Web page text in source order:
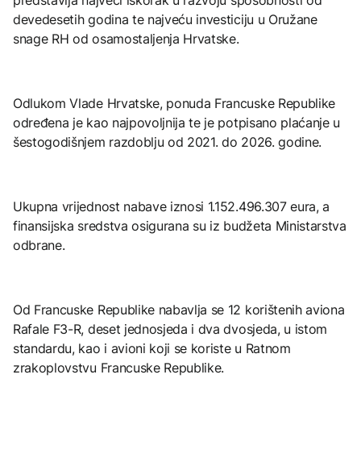
devedesetih godina te najveću investiciju u Oružane
snage RH od osamostaljenja Hrvatske.
Odlukom Vlade Hrvatske, ponuda Francuske Republike
određena je kao najpovoljnija te je potpisano plaćanje u
šestogodišnjem razdoblju od 2021. do 2026. godine.
Ukupna vrijednost nabave iznosi 1.152.496.307 eura, a
finansijska sredstva osigurana su iz budžeta Ministarstva
odbrane.
Od Francuske Republike nabavlja se 12 korištenih aviona
Rafale F3-R, deset jednosjeda i dva dvosjeda, u istom
standardu, kao i avioni koji se koriste u Ratnom
zrakoplovstvu Francuske Republike.